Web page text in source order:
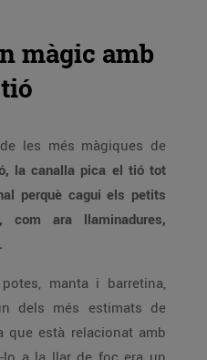
màgic amb
les més màgiques de
la canalla pica el tió tot
perquè cagui els petits
com ara llaminadures,
manta i barretina,
dels més estimats de
que està relacionat amb
lo a la llar de foc era un